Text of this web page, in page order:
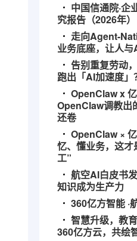
中国信通院·企
究报告（2026年）
走向Agent-
业务底座，让人
告别重复劳动
跑出「AI加速度」
OpenClaw x
OpenClaw调教出
还卷
OpenClaw ×
忆、懂业务，这
工”
航空AI白皮书
知识成为生产力
360亿方智能 ·
智慧升级，教
360亿方云，共绘